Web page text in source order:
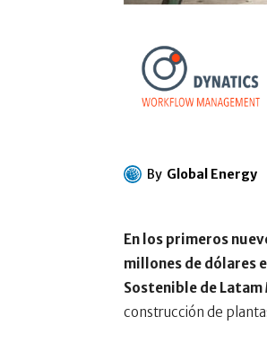
By Global Energy
En los primeros
millones de dólares
Sostenible de
construcción de